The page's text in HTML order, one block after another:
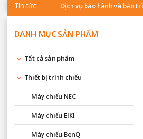
Tin tức: Dịch vụ bảo hành và bảo trì
DANH MỤC SẢN PHẨM
Tất cả sản phẩm
Thiết bị trình chiếu
Máy chiếu NEC
Máy chiếu EIKI
Máy chiếu BenQ